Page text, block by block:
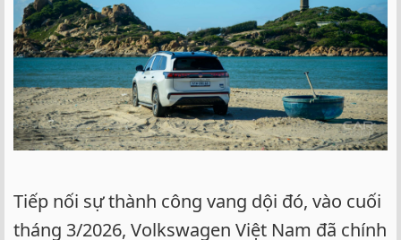
Tiếp nối sự thành công vang dội đó, vào cuối
tháng 3/2026, Volkswagen Việt Nam đã chính